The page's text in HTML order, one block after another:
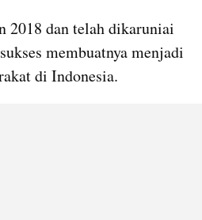
2018 dan telah dikaruniai
membuatnya menjadi
di Indonesia.